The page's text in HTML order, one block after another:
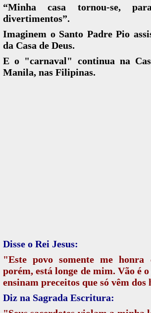
“Minha casa tornou-se,
divertimentos”.
Imaginem o Santo Padre Pio
da Casa de Deus.
E o "carnaval" continua na
Manila, nas Filipinas.
Disse o Rei Jesus:
"Este povo somente me honra
porém, está longe de mim. Vão é
ensinam preceitos que só vêm
Diz na Sagrada Escritura: